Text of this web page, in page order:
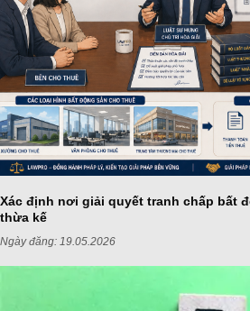
Xác định nơi giải quyết tranh chấp bất
thừa kế
Ngày đăng: 19.05.2026